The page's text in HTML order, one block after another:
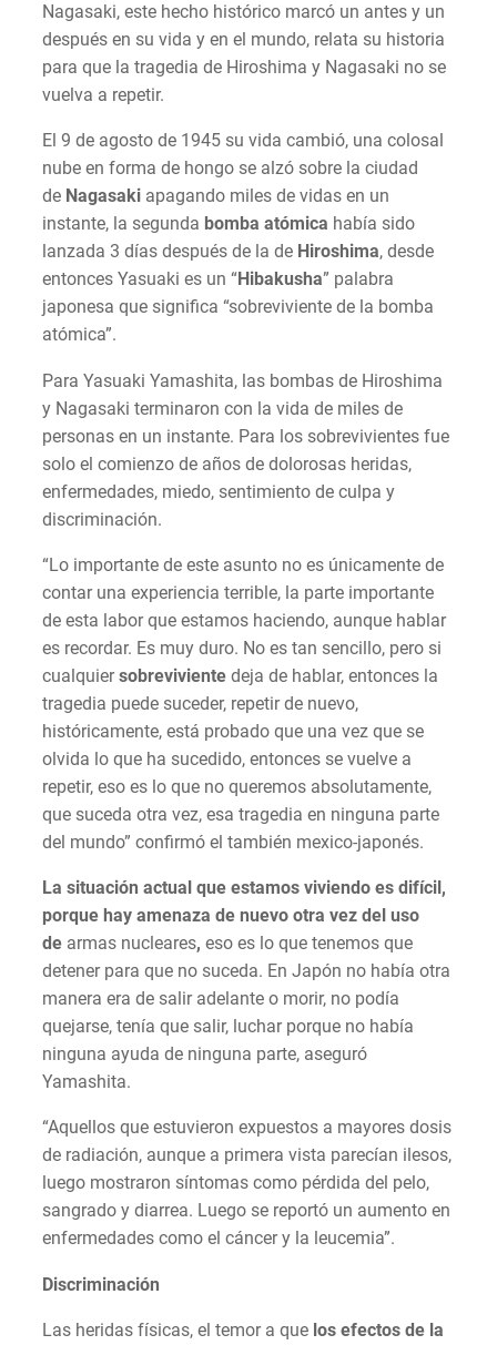
Nagasaki, este hecho histórico marcó un antes y un
después en su vida y en el mundo, relata su historia
para que la tragedia de Hiroshima y Nagasaki no se
vuelva a repetir.
El 9 de agosto de 1945 su vida cambió, una colosal
nube en forma de hongo se alzó sobre la ciudad
de Nagasaki apagando miles de vidas en un
instante, la segunda bomba atómica había sido
lanzada 3 días después de la de Hiroshima, desde
entonces Yasuaki es un “Hibakusha” palabra
japonesa que significa “sobreviviente de la bomba
atómica”.
Para Yasuaki Yamashita, las bombas de Hiroshima
y Nagasaki terminaron con la vida de miles de
personas en un instante. Para los sobrevivientes fue
solo el comienzo de años de dolorosas heridas,
enfermedades, miedo, sentimiento de culpa y
discriminación.
“Lo importante de este asunto no es únicamente de
contar una experiencia terrible, la parte importante
de esta labor que estamos haciendo, aunque hablar
es recordar. Es muy duro. No es tan sencillo, pero si
cualquiersobreviviente deja de hablar, entonces la
tragedia puede suceder, repetir de nuevo,
históricamente, está probado que una vez que se
olvida lo que ha sucedido, entonces se vuelve a
repetir, eso es lo que no queremos absolutamente,
que suceda otra vez, esa tragedia en ninguna parte
del mundo” confirmó el también mexico-japonés.
La situación actual que estamos viviendo es difícil,
porque hay amenaza de nuevo otra vez del uso
de armas nucleares, eso es lo que tenemos que
detener para que no suceda. En Japón no había otra
manera era de salir adelante o morir, no podía
quejarse, tenía que salir, luchar porque no había
ninguna ayuda de ninguna parte, aseguró
Yamashita.
“Aquellos que estuvieron expuestos a mayores dosis
de radiación, aunque a primera vista parecían ilesos,
luego mostraron síntomas como pérdida del pelo,
sangrado y diarrea. Luego se reportó un aumento en
enfermedades como el cáncer y la leucemia”.
Discriminación
Las heridas físicas, el temor a que los efectos de la